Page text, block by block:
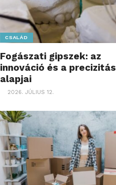
CSALÁD
Fogászati gipszek: az
innováció és a precizitás
alapjai
2026. JÚLIUS 12.